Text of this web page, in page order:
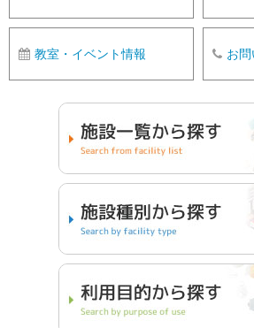
教室・イベント情報 お